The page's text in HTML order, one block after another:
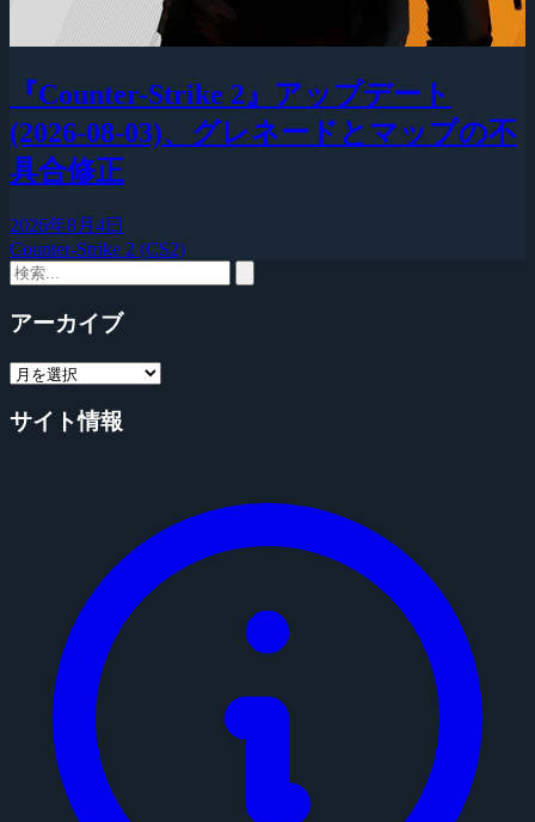
『Counter-Strike 2』アップデート
(2026-08-03)、グレネードとマップの不
具合修正
2026年8月4日
Counter-Strike 2 (CS2)
アーカイブ
サイト情報